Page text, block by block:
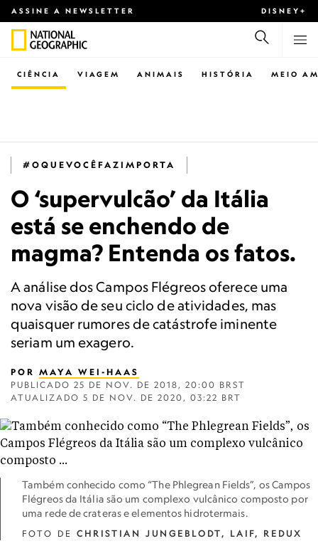
ASSINE A NEWSLETTER DISNEY+
CIÊNCIA VIAGEM ANIMAIS HISTÓRIA MEIO
#OQUEVOCÊFAZIMPORTA
O ‘supervulcão’ da Itália
está se enchendo de
magma? Entenda os fatos.
A análise dos Campos Flégreos oferece uma
nova visão de seu ciclo de atividades, mas
quaisquer rumores de catástrofe iminente
seriam um exagero.
POR MAYA WEI-HAAS
PUBLICADO 25 DE NOV. DE 2018, 20:00 BRST
ATUALIZADO 5 DE NOV. DE 2020, 03:22 BRT
Também conhecido como “The Phlegrean Fields”, os Campos
Flégreos da Itália são um complexo vulcânico composto por
uma rede de crateras e elementos hidrotermais.
FOTO DE CHRISTIAN JUNGEBLODT, LAIF, REDUX